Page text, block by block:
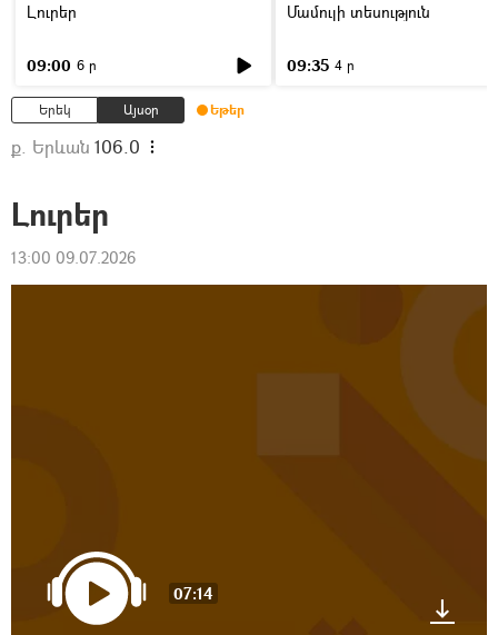
Լուրեր
09:00 6 ր
Մամուլի տեսություն
09:35 4 ր
Երեկ Այսօր Եթեր
ք. Երևան 106.0
Լուրեր
13:00 09.07.2026
07:14